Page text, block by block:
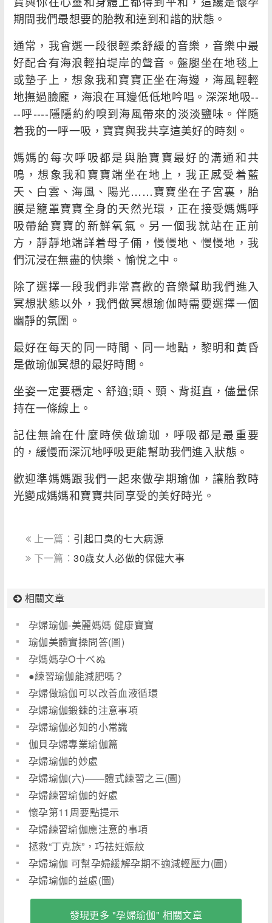
期間我們最想要的胎教和達到和諧的狀態。
通常，我會選一段很輕柔舒緩的音樂，音樂中最
好配合有海浪輕拍堤岸的聲音。盤腿坐在地毯上
或墊子上，想象我和寶寶正坐在海邊，海風輕輕
地撫過臉龐，海浪在耳邊低低地吟唱。深深地吸--
--呼----隱隱約約嗅到海風帶來的淡淡鹽味。伴隨
着我的一呼一吸，寶寶與我共享這美好的時刻。
媽媽的每次呼吸都是與胎寶寶最好的溝通和共
鳴，想象我和寶寶端坐在地上，我正感受着藍
天、白雲、海風、陽光……寶寶坐在子宮裏，胎
膜是籠罩寶寶全身的天然光環，正在接受媽媽呼
吸帶給寶寶的新鮮氧氣。另一個我就站在正前
方，靜靜地端詳着母子倆，慢慢地、慢慢地，我
們沉浸在無盡的快樂、愉悅之中。
除了選擇一段我們非常喜歡的音樂幫助我們進入
冥想狀態以外，我們做冥想瑜伽時需要選擇一個
幽靜的氛圍。
最好在每天的同一時間、同一地點，黎明和黃昏
是做瑜伽冥想的最好時間。
坐姿一定要穩定、舒適;頭、頸、背挺直，儘量保
持在一條線上。
記住無論在什麼時侯做瑜珈，呼吸都是最重要
的，緩慢而深沉地呼吸更能幫助我們進入狀態。
歡迎準媽媽跟我們一起來做孕期瑜伽，讓胎教時
光變成媽媽和寶寶共同享受的美好時光。
上一篇： 引起口臭的七大病源
下一篇：30歲女人必做的保健大事
相關文章
孕婦瑜伽-美麗媽媽 健康寶寶
瑜伽美體實操問答(圖)
孕媽媽孕O十べぬ
●練習瑜伽能減肥嗎？
孕婦做瑜伽可以改善血液循環
孕婦瑜伽鍛鍊的注意事項
孕婦瑜伽必知的小常識
伽貝孕婦專業瑜伽篇
孕婦瑜伽的妙處
孕婦瑜伽(六)――體式練習之三(圖)
孕婦練習瑜伽的好處
懷孕第11周要點提示
孕婦練習瑜伽應注意的事項
拯救“丁克族”，巧祛妊娠紋
孕婦瑜伽 可幫孕婦緩解孕期不適減輕壓力(圖)
孕婦瑜伽的益處(圖)
發現更多 "孕婦瑜伽" 相關文章